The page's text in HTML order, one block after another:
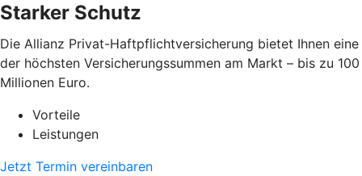
Starker Schutz
Die Allianz Privat-Haftpflichtversicherung bietet Ihnen eine
der höchsten Versicherungssummen am Markt – bis zu 100
Millionen Euro.
Vorteile
Leistungen
Jetzt Termin vereinbaren